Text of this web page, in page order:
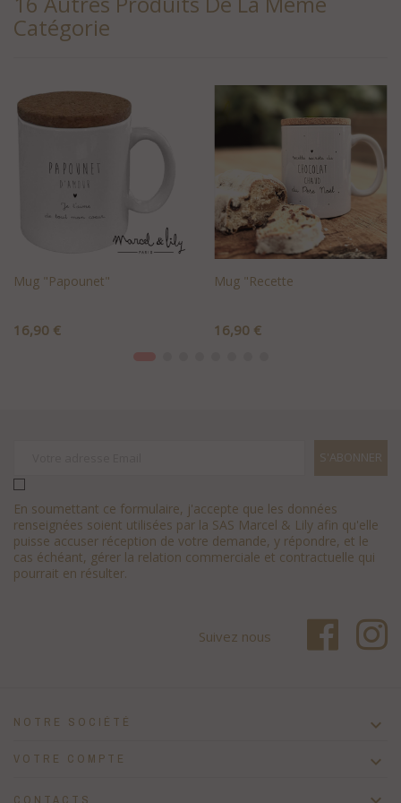
Catégorie
Mug "Papounet"
Prix
16,90 €
+AJOUTER AU PANIER
Mug "Recette
Prix
16,90 €
En soumettant ce formulaire, j'accepte que les données
renseignées soient utilisées par la SAS Marcel & Lily afin qu'elle
puisse accuser réception de votre demande, y répondre, et le
cas échéant, gérer la relation commerciale et contractuelle qui
pourrait en résulter.
Suivez nous
NOTRE SOCIÉTÉ 
VOTRE COMPTE 
CONTACTS